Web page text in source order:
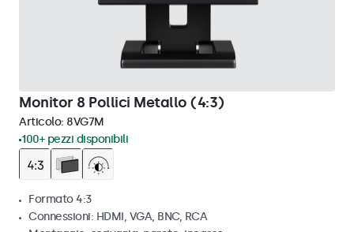
Monitor 8 Pollici Metallo (4:3)
Articolo: 8VG7M
100+ pezzi disponibili
Formato 4:3
Connessioni: HDMI, VGA, BNC, RCA